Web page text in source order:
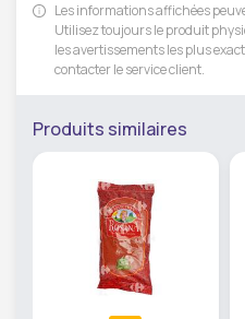
Les informations affichées
Utilisez toujours le produit
les avertissements les plus
contacter le service client.
Produits similaires